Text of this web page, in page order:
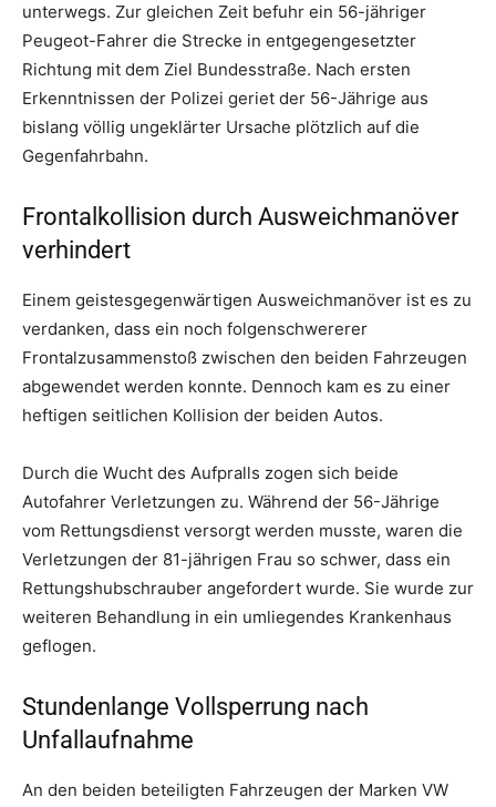
unterwegs. Zur gleichen Zeit befuhr ein 56-jähriger
Peugeot-Fahrer die Strecke in entgegengesetzter
Richtung mit dem Ziel Bundesstraße. Nach ersten
Erkenntnissen der Polizei geriet der 56-Jährige aus
bislang völlig ungeklärter Ursache plötzlich auf die
Gegenfahrbahn.
Frontalkollision durch Ausweichmanöver
verhindert
Einem geistesgegenwärtigen Ausweichmanöver ist es zu
verdanken, dass ein noch folgenschwererer
Frontalzusammenstoß zwischen den beiden Fahrzeugen
abgewendet werden konnte. Dennoch kam es zu einer
heftigen seitlichen Kollision der beiden Autos.
Durch die Wucht des Aufpralls zogen sich beide
Autofahrer Verletzungen zu. Während der 56-Jährige
vom Rettungsdienst versorgt werden musste, waren die
Verletzungen der 81-jährigen Frau so schwer, dass ein
Rettungshubschrauber angefordert wurde. Sie wurde zur
weiteren Behandlung in ein umliegendes Krankenhaus
geflogen.
Stundenlange Vollsperrung nach
Unfallaufnahme
An den beiden beteiligten Fahrzeugen der Marken VW